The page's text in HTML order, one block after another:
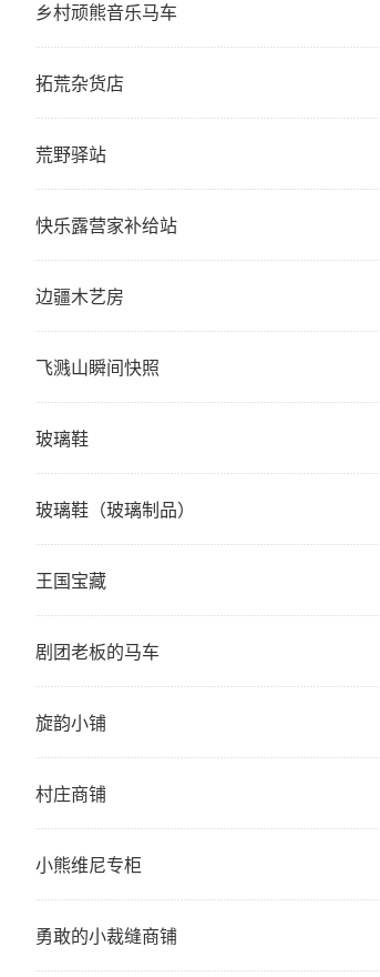
乡村顽熊音乐马车
拓荒杂货店
荒野驿站
快乐露营家补给站
边疆木艺房
飞溅山瞬间快照
玻璃鞋
玻璃鞋（玻璃制品）
王国宝藏
剧团老板的马车
旋韵小铺
村庄商铺
小熊维尼专柜
勇敢的小裁缝商铺